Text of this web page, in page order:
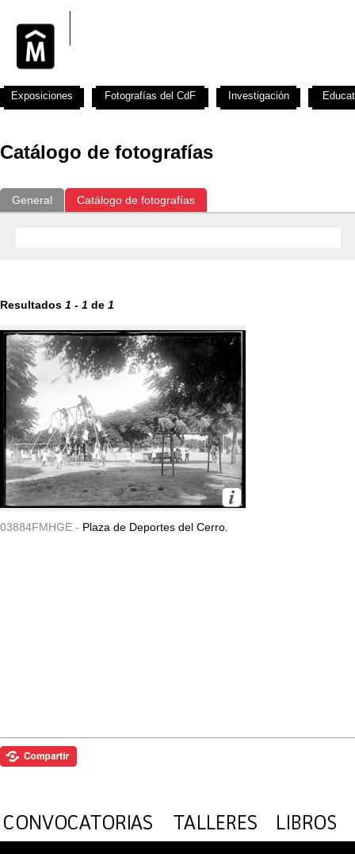
Catálogo de fotografías
General Catálogo de fotografías
Resultados 1 - 1 de 1
03884FMHGE - Plaza de Deportes del Cerro.
Exposiciones Fotografías del CdF Investigación